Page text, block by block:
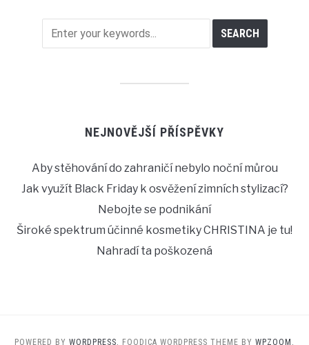
NEJNOVĚJŠÍ PŘÍSPĚVKY
Aby stěhování do zahraničí nebylo noční můrou
Jak využít Black Friday k osvěžení zimních stylizací?
Nebojte se podnikání
Široké spektrum účinné kosmetiky CHRISTINA je tu!
Nahradí ta poškozená
POWERED BY WORDPRESS. FOODICA WORDPRESS THEME BY WPZOOM.